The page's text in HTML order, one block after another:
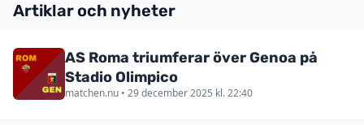
Artiklar och nyheter
AS Roma triumferar över Genoa på
Stadio Olimpico
matchen.nu • 29 december 2025 kl. 22:40